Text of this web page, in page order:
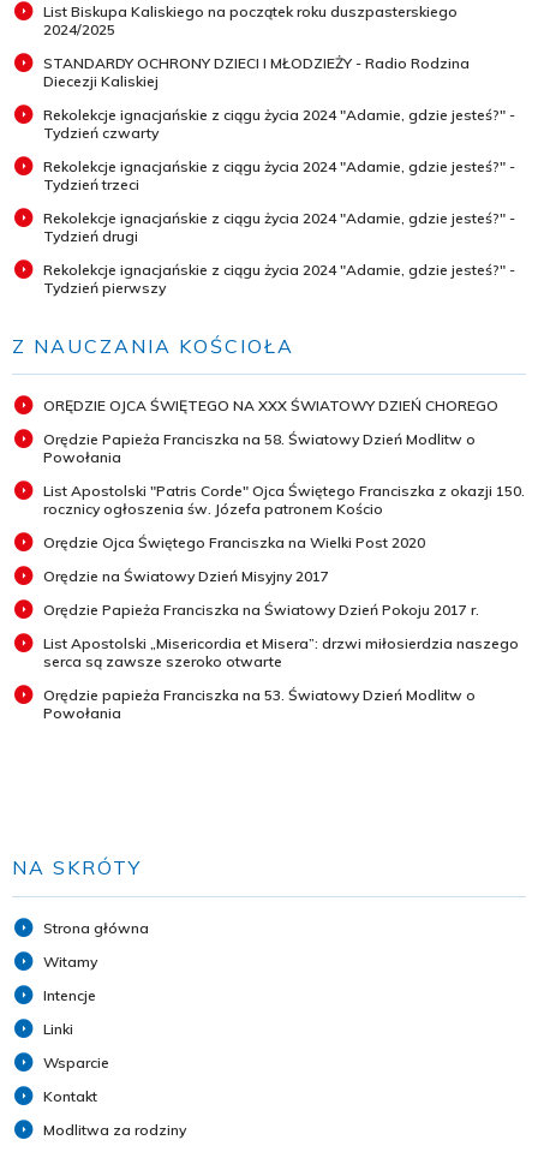
List Biskupa Kaliskiego na początek roku duszpasterskiego
2024/2025
STANDARDY OCHRONY DZIECI I MŁODZIEŻY - Radio Rodzina
Diecezji Kaliskiej
Rekolekcje ignacjańskie z ciągu życia 2024 "Adamie, gdzie jesteś?" -
Tydzień czwarty
Rekolekcje ignacjańskie z ciągu życia 2024 "Adamie, gdzie jesteś?" -
Tydzień trzeci
Rekolekcje ignacjańskie z ciągu życia 2024 "Adamie, gdzie jesteś?" -
Tydzień drugi
Rekolekcje ignacjańskie z ciągu życia 2024 "Adamie, gdzie jesteś?" -
Tydzień pierwszy
Z NAUCZANIA KOŚCIOŁA
ORĘDZIE OJCA ŚWIĘTEGO NA XXX ŚWIATOWY DZIEŃ CHOREGO
Orędzie Papieża Franciszka na 58. Światowy Dzień Modlitw o
Powołania
List Apostolski "Patris Corde" Ojca Świętego Franciszka z okazji 150.
rocznicy ogłoszenia św. Józefa patronem Kościo
Orędzie Ojca Świętego Franciszka na Wielki Post 2020
Orędzie na Światowy Dzień Misyjny 2017
Orędzie Papieża Franciszka na Światowy Dzień Pokoju 2017 r.
List Apostolski „Misericordia et Misera”: drzwi miłosierdzia naszego
serca są zawsze szeroko otwarte
Orędzie papieża Franciszka na 53. Światowy Dzień Modlitw o
Powołania
NA SKRÓTY
Strona główna
Witamy
Intencje
Linki
Wsparcie
Kontakt
Modlitwa za rodziny